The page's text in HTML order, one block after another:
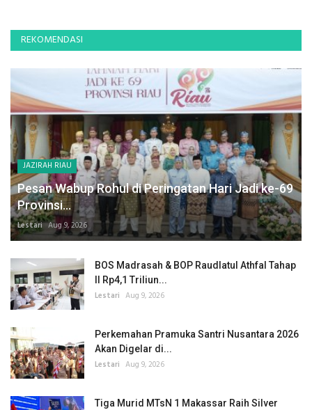
REKOMENDASI
JAZIRAH RIAU
Pesan Wabup Rohul di Peringatan Hari Jadi ke-69
Provinsi...
Lestari Aug 9, 2026
BOS Madrasah & BOP Raudlatul Athfal Tahap
II Rp4,1 Triliun...
Lestari Aug 9, 2026
Perkemahan Pramuka Santri Nusantara 2026
Akan Digelar di...
Lestari Aug 9, 2026
Tiga Murid MTsN 1 Makassar Raih Silver